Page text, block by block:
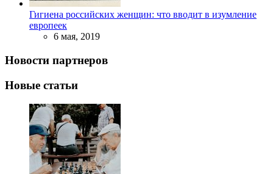
Гигиена российских женщин: что вводит в изумление
европеек
6 мая, 2019
Новости партнеров
Новые статьи